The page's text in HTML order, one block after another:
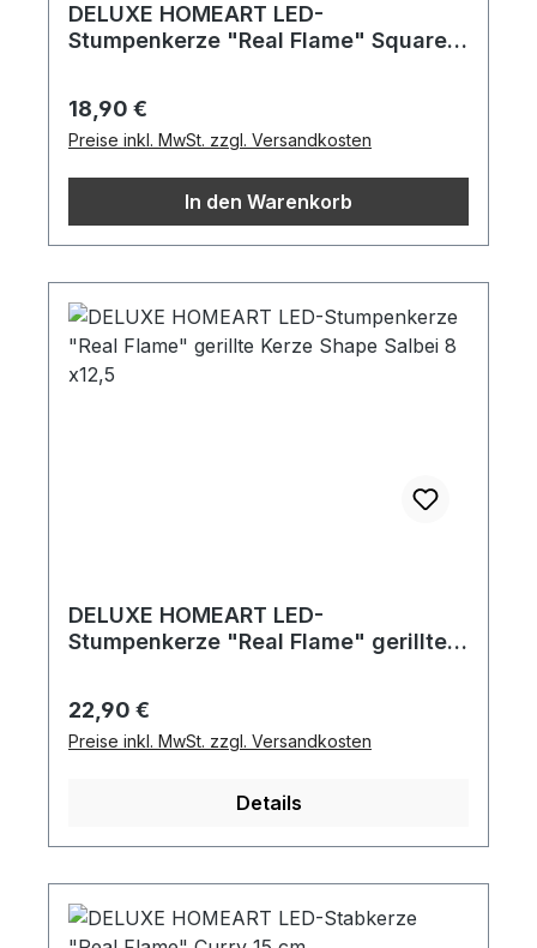
DELUXE HOMEART LED-
Stumpenkerze "Real Flame" Square
Regulärer Preis:
18,90 €
Preise inkl. MwSt. zzgl. Versandkosten
In den Warenkorb
DELUXE HOMEART LED-
Stumpenkerze "Real Flame" gerillte
Regulärer Preis:
22,90 €
Preise inkl. MwSt. zzgl. Versandkosten
Details